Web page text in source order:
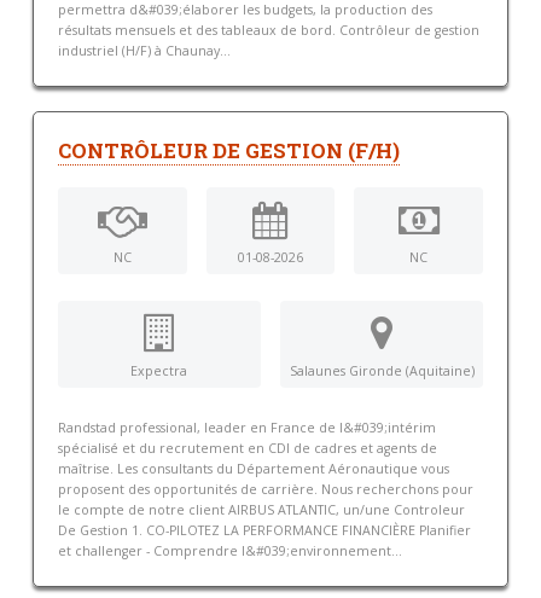
permettra d&#039;élaborer les budgets, la production des
résultats mensuels et des tableaux de bord. Contrôleur de gestion
industriel (H/F) à Chaunay...
CONTRÔLEUR DE GESTION (F/H)
NC 01-08-2026 NC
Expectra Salaunes Gironde (Aquitaine)
Randstad professional, leader en France de l&#039;intérim
spécialisé et du recrutement en CDI de cadres et agents de
maîtrise. Les consultants du Département Aéronautique vous
proposent des opportunités de carrière. Nous recherchons pour
le compte de notre client AIRBUS ATLANTIC, un/une Controleur
De Gestion 1. CO-PILOTEZ LA PERFORMANCE FINANCIÈRE Planifier
et challenger - Comprendre l&#039;environnement...